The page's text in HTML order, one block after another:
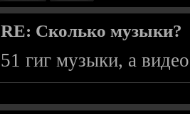
RE: Сколько музыки?
51 гиг музыки, а